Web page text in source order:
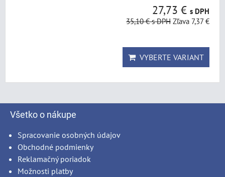
27,73 € s DPH
35,10 €s DPH Zľava 7,37 €
VYBERTE VARIANT
Všetko o nákupe
Spracovanie osobných údajov
Obchodné podmienky
Reklamačný poriadok
Možnosti platby